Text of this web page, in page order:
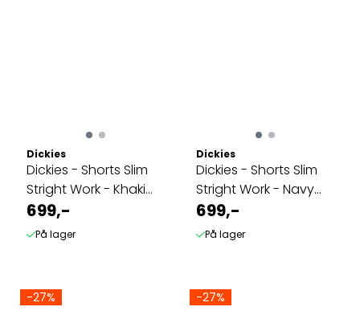
Dickies
Dickies - Shorts Slim
Stright Work - Khaki
Kortbukse
699,-
På lager
Dickies
Dickies - Shorts Slim
Stright Work - Navy
Kortbukse
699,-
På lager
-27% -27%